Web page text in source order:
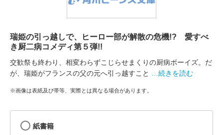
瑞姫の引っ越しで、ヒーロー部が解散の危機!? 愛すべ
き厨二病コメディ第５弾!!
交歓祭も終わり、相変わらずこじらせまくりの厨病ボーイズ。だ
が、瑞姫がフランスの父の元へ引っ越すこと
…続きを読む
※画像は表紙及び帯等、実際とは異なる場合があります。
紙書籍